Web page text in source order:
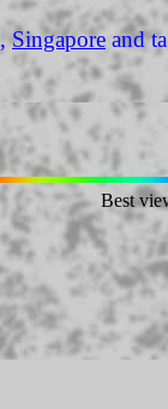
,Singapore and
Best